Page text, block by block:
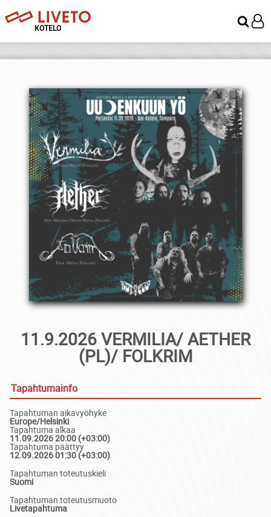
KOTELO
11.9.2026 VERMILIA/ AETHER
(PL)/ FOLKRIM
Tapahtumainfo
Tapahtuman aikavyöhyke
Europe/Helsinki
Tapahtuma alkaa
11.09.2026 20:00 (+03:00)
Tapahtuma päättyy
12.09.2026 01:30 (+03:00)
Tapahtuman toteutuskieli
Suomi
Tapahtuman toteutusmuoto
Livetapahtuma